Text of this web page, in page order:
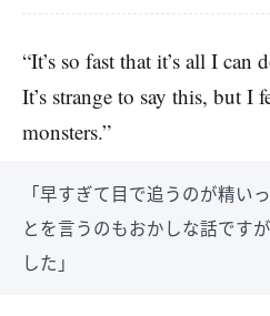
“It’s so fast that it’s all I
It’s strange to say this, but I
monsters.”
「早すぎて目で追うのが精
とを言うのもおかしな話です
した」